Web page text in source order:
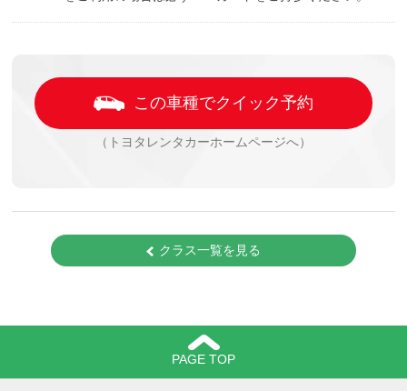
この車種でクイック予約
（トヨタレンタカーホームページへ）
クラス一覧を見る
PAGE TOP